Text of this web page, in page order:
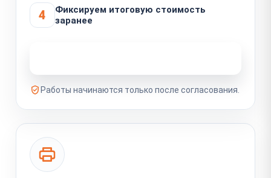
4
Фиксируем итоговую стоимость
заранее
Работы начинаются только после согласования.